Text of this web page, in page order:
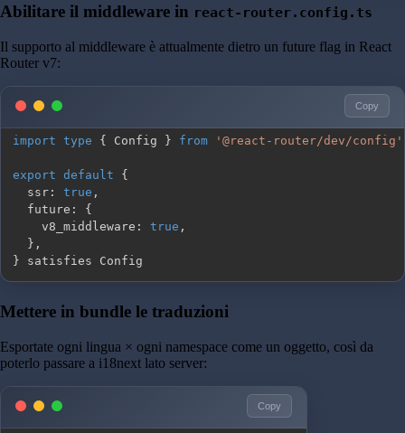
Abilitare il middleware in react-router.config.ts
Il supporto al middleware è attualmente dietro un future flag in React
Router v7:
Copy
import type { Config } from '@react-router/dev/config'
export default
{
  ssr
: true ,
  future
:
{
    v8_middleware
: true ,
} ,
} satisfies Config
Mettere in bundle le traduzioni
Esportate ogni lingua × ogni namespace come un oggetto, così da
poterlo passare a i18next lato server:
Copy